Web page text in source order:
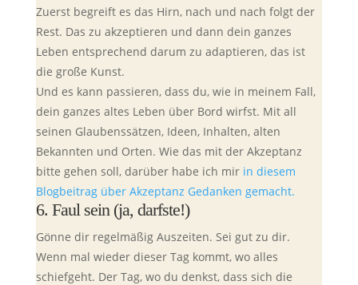
Zuerst begreift es das Hirn, nach und nach folgt der
Rest. Das zu akzeptieren und dann dein ganzes
Leben entsprechend darum zu adaptieren, das ist
die große Kunst.
Und es kann passieren, dass du, wie in meinem Fall,
dein ganzes altes Leben über Bord wirfst. Mit all
seinen Glaubenssätzen, Ideen, Inhalten, alten
Bekannten und Orten. Wie das mit der Akzeptanz
bitte gehen soll, darüber habe ich mir in diesem
Blogbeitrag über Akzeptanz Gedanken gemacht.
6. Faul sein (ja, darfste!)
Gönne dir regelmäßig Auszeiten. Sei gut zu dir.
Wenn mal wieder dieser Tag kommt, wo alles
schiefgeht. Der Tag, wo du denkst, dass sich die